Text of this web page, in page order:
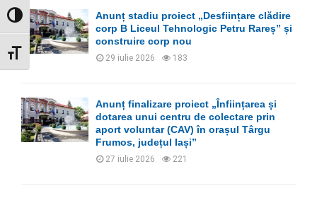
GLISOR NIVEL CONTRAST
GLISOR MĂRIME FONT
Anunț stadiu proiect „Desființare clădire
corp B Liceul Tehnologic Petru Rareș” și
construire corp nou
29 iulie 2026 183
Anunț finalizare proiect „Înființarea și
dotarea unui centru de colectare prin
aport voluntar (CAV) în orașul Târgu
Frumos, județul Iași”
27 iulie 2026 221